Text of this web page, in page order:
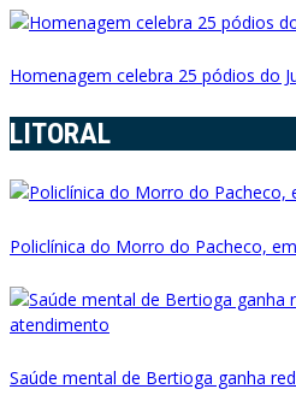
Homenagem celebra 25 pódios do
LITORAL
Policlínica do Morro do Pacheco,
Saúde mental de Bertioga ganha